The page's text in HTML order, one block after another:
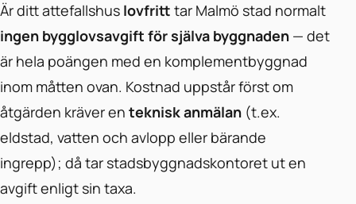
Är ditt attefallshus lovfritt tar Malmö stad normalt
ingen bygglovsavgift för själva byggnaden — det
är hela poängen med en komplementbyggnad
inom måtten ovan. Kostnad uppstår först om
åtgärden kräver en teknisk anmälan (t.ex.
eldstad, vatten och avlopp eller bärande
ingrepp); då tar stadsbyggnadskontoret ut en
avgift enligt sin taxa.